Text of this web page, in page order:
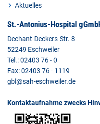
Aktuelles
St.-Antonius-Hospital
Dechant-Deckers-Str. 8
52249 Eschweiler
Tel.: 02403 76 - 0
Fax: 02403 76 - 1119
gbl@sah-eschweiler.de
Kontaktaufnahme zwecks